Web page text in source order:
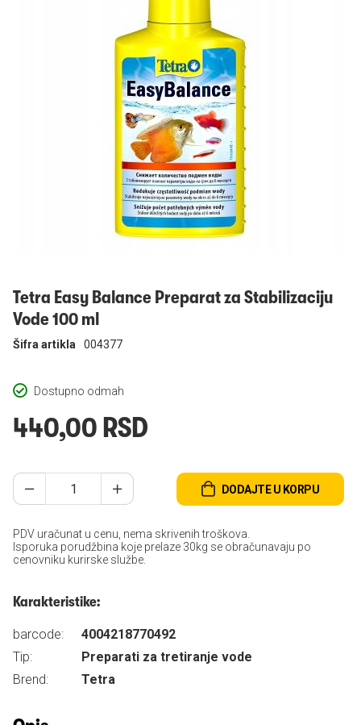
Tetra Easy Balance Preparat za Stabilizaciju
Vode 100 ml
Dostupno odmah
Šifra artikla 004377
440,00 RSD
DODAJTE U KORPU
PDV uračunat u cenu, nema skrivenih troškova.
Isporuka porudžbina koje prelaze 30kg se obračunavaju po
cenovniku kurirske službe.
Karakteristike:
barcode:
4004218770492
Tip:
Preparati za tretiranje vode
Brend:
Tetra